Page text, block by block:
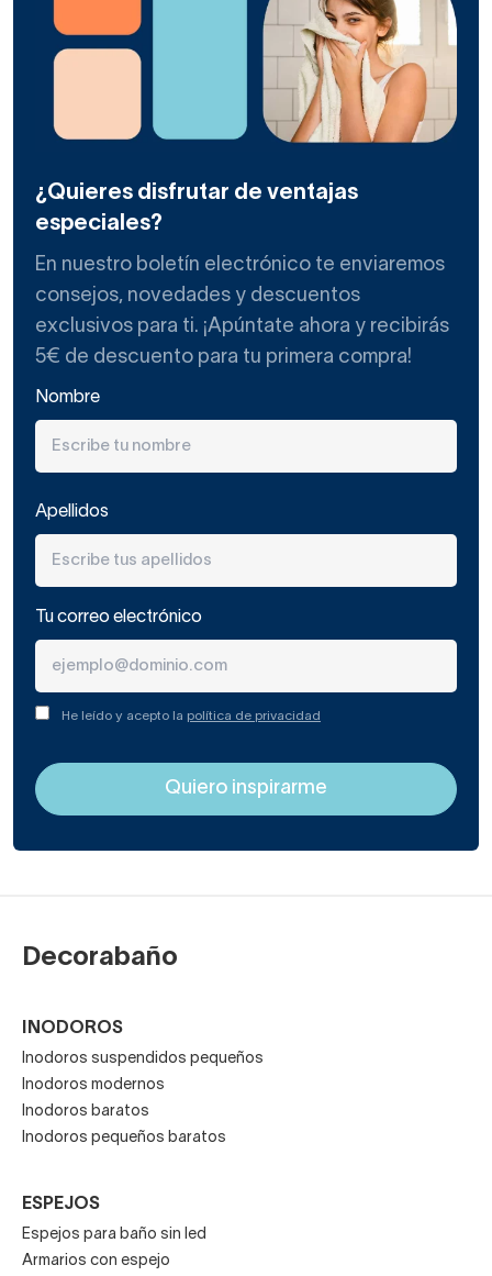
¿Quieres disfrutar de ventajas
especiales?
En nuestro boletín electrónico te enviaremos
consejos, novedades y descuentos
exclusivos para ti. ¡Apúntate ahora y recibirás
5€ de descuento para tu primera compra!
Nombre
Apellidos
Tu correo electrónico
He leído y acepto la política de privacidad
Decorabaño
INODOROS
Inodoros suspendidos pequeños
Inodoros modernos
Inodoros baratos
Inodoros pequeños baratos
ESPEJOS
Espejos para baño sin led
Armarios con espejo